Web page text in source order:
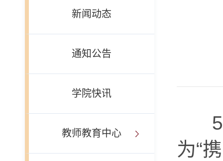
新闻动态
通知公告
学院快讯
教师教育中心
5
为“